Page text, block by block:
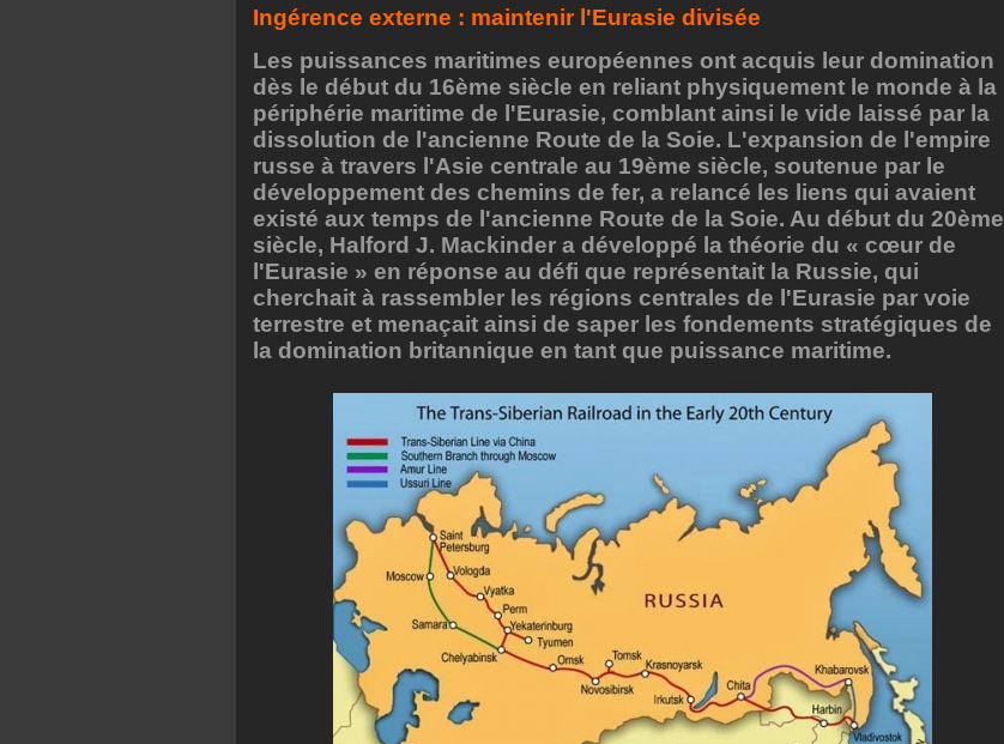
Ingérence externe : maintenir l'Eurasie divisée
Les puissances maritimes européennes ont acquis leur domination
dès le début du 16ème siècle en reliant physiquement le monde à la
périphérie maritime de l'Eurasie, comblant ainsi le vide laissé par la
dissolution de l'ancienne Route de la Soie. L'expansion de l'empire
russe à travers l'Asie centrale au 19ème siècle, soutenue par le
développement des chemins de fer, a relancé les liens qui avaient
existé aux temps de l'ancienne Route de la Soie. Au début du 20ème
siècle, Halford J. Mackinder a développé la théorie du « cœur de
l'Eurasie » en réponse au défi que représentait la Russie, qui
cherchait à rassembler les régions centrales de l'Eurasie par voie
terrestre et menaçait ainsi de saper les fondements stratégiques de
la domination britannique en tant que puissance maritime.